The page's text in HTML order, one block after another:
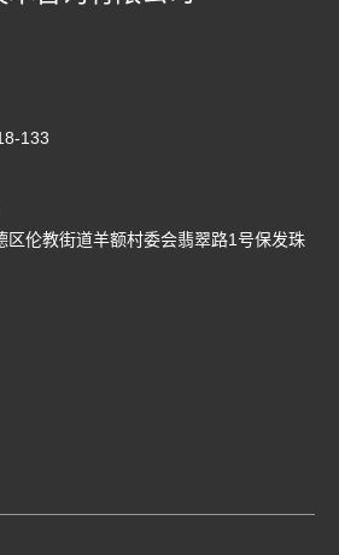
133
区伦教街道羊额村委会翡翠路1号保发珠